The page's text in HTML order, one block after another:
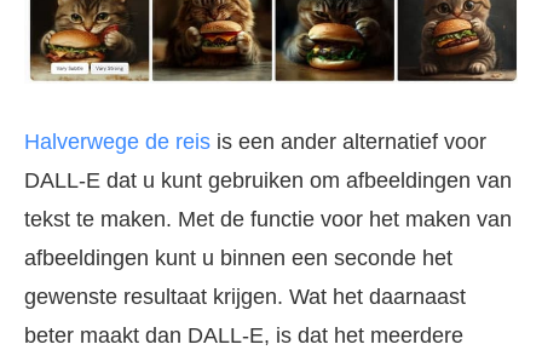
Halverwege de reis is een ander alternatief voor
DALL-E dat u kunt gebruiken om afbeeldingen van
tekst te maken. Met de functie voor het maken van
afbeeldingen kunt u binnen een seconde het
gewenste resultaat krijgen. Wat het daarnaast
beter maakt dan DALL-E, is dat het meerdere